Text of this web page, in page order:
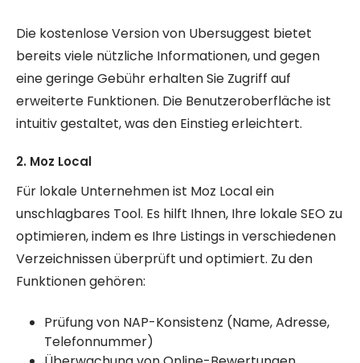
Die kostenlose Version von Ubersuggest bietet
bereits viele nützliche Informationen, und gegen
eine geringe Gebühr erhalten Sie Zugriff auf
erweiterte Funktionen. Die Benutzeroberfläche ist
intuitiv gestaltet, was den Einstieg erleichtert.
2. Moz Local
Für lokale Unternehmen ist Moz Local ein
unschlagbares Tool. Es hilft Ihnen, Ihre lokale SEO zu
optimieren, indem es Ihre Listings in verschiedenen
Verzeichnissen überprüft und optimiert. Zu den
Funktionen gehören:
Prüfung von NAP-Konsistenz (Name, Adresse,
Telefonnummer)